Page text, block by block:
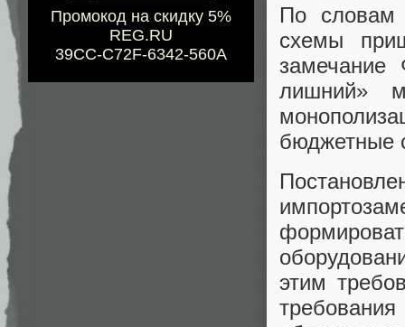
Промокод на скидку 5%
REG.RU
39CC-C72F-6342-560A
По словам
схемы
замечание
лишний»
бюджетные
этим